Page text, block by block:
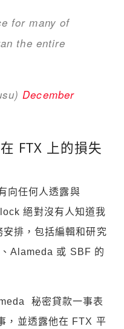
for many of
the entire
December
FTX 上的損失
向任何人透露與
絕對沒有人知道我
排，包括編輯和研究
Alameda 或 SBF 的
秘密貸款一事表
，並透露他在 FTX 平